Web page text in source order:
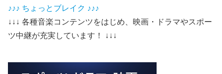
♪♪♪ ちょっとブレイク ♪♪♪
↓↓↓ 各種音楽コンテンツをはじめ、映画・ドラマやスポー
ツ中継が充実しています！ ↓↓↓